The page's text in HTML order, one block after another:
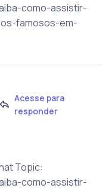
como-assistir-
famosos-em-
Acesse para
responder
Topic:
como-assistir-